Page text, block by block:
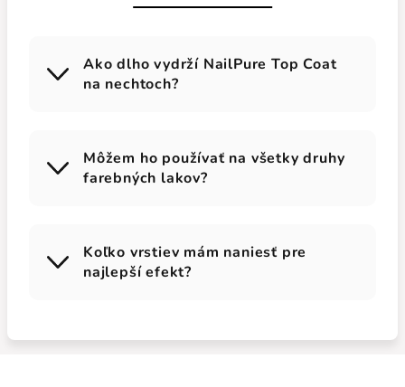
Ako dlho vydrží NailPure Top Coat
na nechtoch?
Môžem ho používať na všetky druhy
farebných lakov?
Koľko vrstiev mám naniesť pre
najlepší efekt?